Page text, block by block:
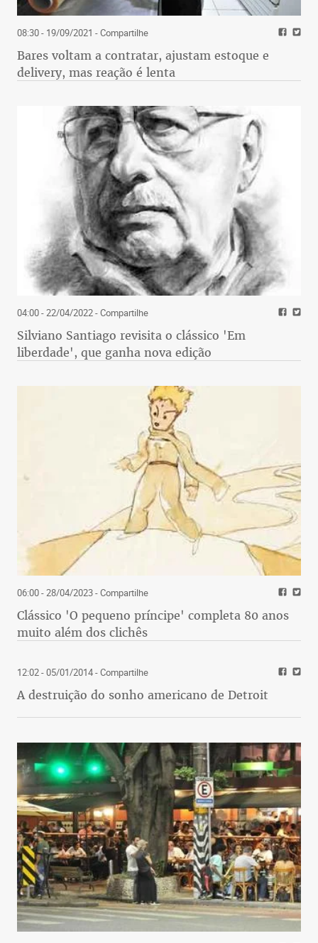
08:30 - 19/09/2021 - Compartilhe
Bares voltam a contratar, ajustam estoque e
delivery, mas reação é lenta
04:00 - 22/04/2022- Compartilhe
Silviano Santiago revisita o clássico 'Em
liberdade', que ganha nova edição
06:00 - 28/04/2023- Compartilhe
Clássico 'O pequeno príncipe' completa 80 anos
muito além dos clichês
12:02 - 05/01/2014- Compartilhe
A destruição do sonho americano de Detroit